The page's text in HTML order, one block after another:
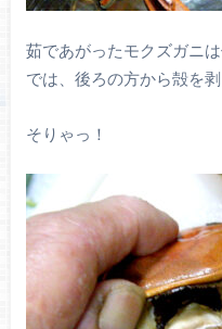
茹であがったモクズガニ
では、後ろの方から殻を剥
そりゃっ！